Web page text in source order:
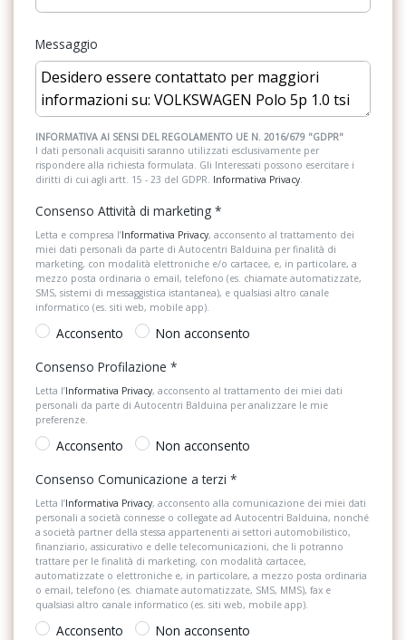
Predisposizioni
Radio DAB
Sedili anteriori regolabili
Sedili anteriori sportivi
Sedili posteriori regolabili
Sensori di Parcheggio Anterori e Posteriori
Sensori di pioggia
Sistema audio
Sistema di assistenza al mantenimento della corsia
Sistema di frenata anti collisione
Sistema di protezione urto pedoni
Sistema di riconoscimento stanchezza guidatore
Specchietti retrovisori elettrici e riscaldabili
Spoiler
Start & Stop
Strumentazione digitale con display
Tappetini
Filtro antipolvere e antipolline
Front assist - sistema di assistenza alla frenata
Funzione coming home e leaving home
Gruppi ottici posteriori alogeni rosso scuro
Gusci specchietti retrovisivi esterni e maniglie delle portiere in
colore carrozzeria
Illuminazione ambiente (monocromatica) su inserti porte e
plancia strumenti
Illuminazione vano bagagli
Ingresso usb compatibile con dispositivi apple (cavo escluso)
Inserti decorativi deep iron lucido
Kit antiforatura con compressore a 12 volt ed ermetizzante per
pneumatici
Lane assist
Limitatore di velocità
Luci diurne a led
Luci interne led con spegnimento ritardato, 2 luci di lettura led
anteriori e posteriori
Occhiello di fissaggio isofix per seggiolini sui sedili posteriori
Parabrezza in vetro atermico
Messaggio
INFORMATIVA AI SENSI DEL REGOLAMENTO UE N. 2016/679 "GDPR"
I dati personali acquisiti saranno utilizzati esclusivamente per
rispondere alla richiesta formulata. Gli Interessati possono esercitare i
diritti di cui agli artt. 15 - 23 del GDPR. Informativa Privacy
Consenso Attività di marketing *
Letta e compresa l’Informativa Privacy, acconsento al trattamento dei
miei dati personali da parte di Autocentri Balduina per finalità di
marketing, con modalità elettroniche e/o cartacee, e, in particolare, a
mezzo posta ordinaria o email, telefono (es. chiamate automatizzate,
SMS, sistemi di messaggistica istantanea), e qualsiasi altro canale
informatico (es. siti web, mobile app).
Acconsento
Non acconsento
Consenso Profilazione *
Letta l’Informativa Privacy, acconsento al trattamento dei miei dati
personali da parte di Autocentri Balduina per analizzare le mie
preferenze.
Acconsento
Non acconsento
Consenso Comunicazione a terzi *
Letta l’Informativa Privacy, acconsento alla comunicazione dei miei dati
personali a società connesse o collegate ad Autocentri Balduina, nonché
a società partner della stessa appartenenti ai settori automobilistico,
finanziario, assicurativo e delle telecomunicazioni, che li potranno
trattare per le finalità di marketing, con modalità cartacee,
automatizzate o elettroniche e, in particolare, a mezzo posta ordinaria
o email, telefono (es. chiamate automatizzate, SMS, MMS), fax e
qualsiasi altro canale informatico (es. siti web, mobile app).
Acconsento Non acconsento